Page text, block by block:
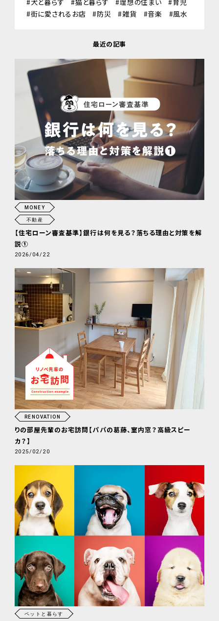
街に愛されるお店
防災 雑貨 音楽 風水
最近の記事
MONEY
不動産
【住宅ローン審査基準】銀行は何を見る？落ちる理由と対策を解
説①
2026/04/22
RENOVATION
りの部屋先輩のお宅訪問【パパの葛藤、室内窓？高級スピー
カ？】
2025/02/20
ペットと暮らす